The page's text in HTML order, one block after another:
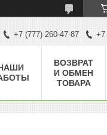
+7 (777) 260-47-87 +7
ВОЗВРАТ
И ОБМЕН
ТОВАРА